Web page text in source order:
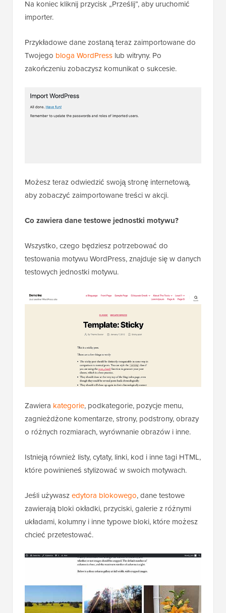
Na koniec kliknij przycisk „Prześlij”, aby uruchomić
importer.
Przykładowe dane zostaną teraz zaimportowane do
Twojego bloga WordPress lub witryny. Po
zakończeniu zobaczysz komunikat o sukcesie.
Możesz teraz odwiedzić swoją stronę internetową,
aby zobaczyć zaimportowane treści w akcji.
Co zawiera dane testowe jednostki motywu?
Wszystko, czego będziesz potrzebować do
testowania motywu WordPress, znajduje się w danych
testowych jednostki motywu.
Zawiera kategorie, podkategorie, pozycje menu,
zagnieżdżone komentarze, strony, podstrony, obrazy
o różnych rozmiarach, wyrównanie obrazów i inne.
Istnieją również listy, cytaty, linki, kod i inne tagi HTML,
które powinieneś stylizować w swoich motywach.
Jeśli używaszedytora blokowego, dane testowe
zawierają bloki okładki, przyciski, galerie z różnymi
układami, kolumny i inne typowe bloki, które możesz
chcieć przetestować.